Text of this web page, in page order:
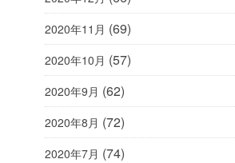
2020年11月 (69)
2020年10月 (57)
2020年9月 (62)
2020年8月 (72)
2020年7月 (74)